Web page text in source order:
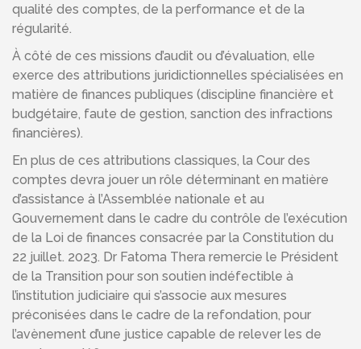
qualité des comptes, de la performance et de la
régularité.
À côté de ces missions d’audit ou d’évaluation, elle
exerce des attributions juridictionnelles spécialisées en
matière de finances publiques (discipline financière et
budgétaire, faute de gestion, sanction des infractions
financières).
En plus de ces attributions classiques, la Cour des
comptes devra jouer un rôle déterminant en matière
d’assistance à l’Assemblée nationale et au
Gouvernement dans le cadre du contrôle de l’exécution
de la Loi de finances consacrée par la Constitution du
22 juillet. 2023. Dr Fatoma Thera remercie le Président
de la Transition pour son soutien indéfectible à
l’institution judiciaire qui s’associe aux mesures
préconisées dans le cadre de la refondation, pour
l’avènement d’une justice capable de relever les de